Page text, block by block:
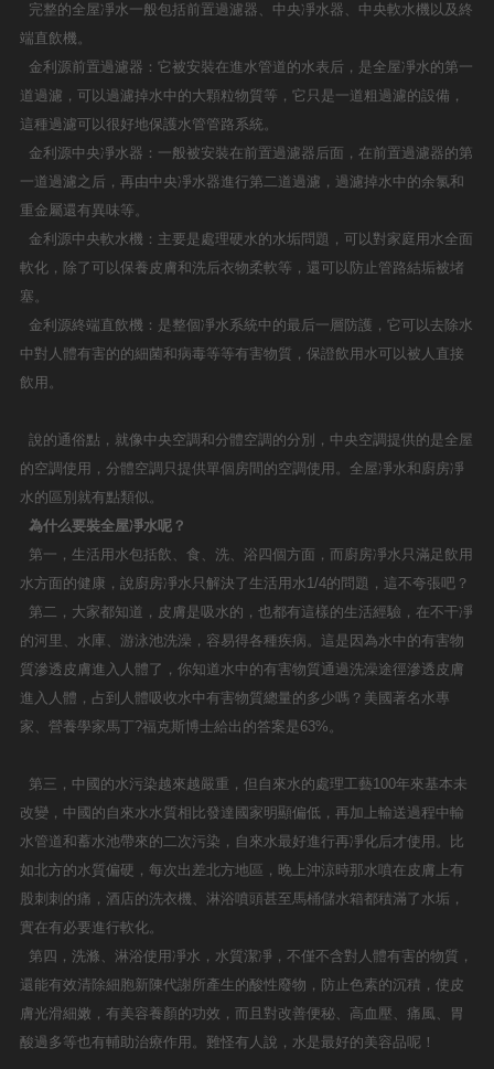
完整的全屋凈水一般包括前置過濾器、中央凈水器、中央軟水機以及終
端直飲機。
金利源前置過濾器：它被安裝在進水管道的水表后，是全屋凈水的第一
道過濾，可以過濾掉水中的大顆粒物質等，它只是一道粗過濾的設備，
這種過濾可以很好地保護水管管路系統。
金利源中央凈水器：一般被安裝在前置過濾器后面，在前置過濾器的第
一道過濾之后，再由中央凈水器進行第二道過濾，過濾掉水中的余氯和
重金屬還有異味等。
金利源中央軟水機：主要是處理硬水的水垢問題，可以對家庭用水全面
軟化，除了可以保養皮膚和洗后衣物柔軟等，還可以防止管路結垢被堵
塞。
金利源終端直飲機：是整個凈水系統中的最后一層防護，它可以去除水
中對人體有害的的細菌和病毒等等有害物質，保證飲用水可以被人直接
飲用。
說的通俗點，就像中央空調和分體空調的分別，中央空調提供的是全屋
的空調使用，分體空調只提供單個房間的空調使用。全屋凈水和廚房凈
水的區別就有點類似。
為什么要裝全屋凈水呢？
第一，生活用水包括飲、食、洗、浴四個方面，而廚房凈水只滿足飲用
水方面的健康，說廚房凈水只解決了生活用水1/4的問題，這不夸張吧？
第二，大家都知道，皮膚是吸水的，也都有這樣的生活經驗，在不干凈
的河里、水庫、游泳池洗澡，容易得各種疾病。這是因為水中的有害物
質滲透皮膚進入人體了，你知道水中的有害物質通過洗澡途徑滲透皮膚
進入人體，占到人體吸收水中有害物質總量的多少嗎？美國著名水專
家、營養學家馬丁?福克斯博士給出的答案是63%。
第三，中國的水污染越來越嚴重，但自來水的處理工藝100年來基本未
改變，中國的自來水水質相比發達國家明顯偏低，再加上輸送過程中輸
水管道和蓄水池帶來的二次污染，自來水最好進行再凈化后才使用。比
如北方的水質偏硬，每次出差北方地區，晚上沖涼時那水噴在皮膚上有
股刺刺的痛，酒店的洗衣機、淋浴噴頭甚至馬桶儲水箱都積滿了水垢，
實在有必要進行軟化。
第四，洗滌、淋浴使用凈水，水質潔凈，不僅不含對人體有害的物質，
還能有效清除細胞新陳代謝所產生的酸性廢物，防止色素的沉積，使皮
膚光滑細嫩，有美容養顏的功效，而且對改善便秘、高血壓、痛風、胃
酸過多等也有輔助治療作用。難怪有人說，水是最好的美容品呢！